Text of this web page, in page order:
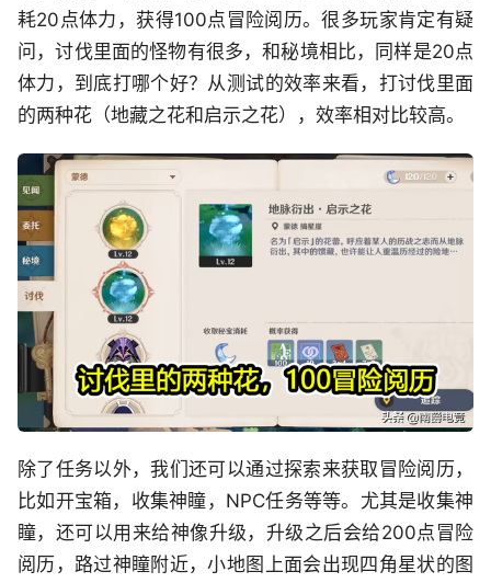
耗20点体力，获得100点冒险阅历。很多玩家肯定有疑
问，讨伐里面的怪物有很多，和秘境相比，同样是20点
体力，到底打哪个好？从测试的效率来看，打讨伐里面
的两种花（地藏之花和启示之花），效率相对比较高。
除了任务以外，我们还可以通过探索来获取冒险阅历，
比如开宝箱，收集神瞳，NPC任务等等。尤其是收集神
瞳，还可以用来给神像升级，升级之后会给200点冒险
阅历，路过神瞳附近，小地图上面会出现四角星状的图